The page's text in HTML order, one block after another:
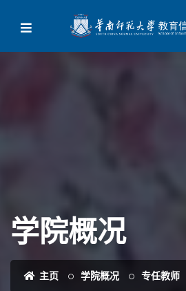
学院概况
主页 学院概况 专任教师